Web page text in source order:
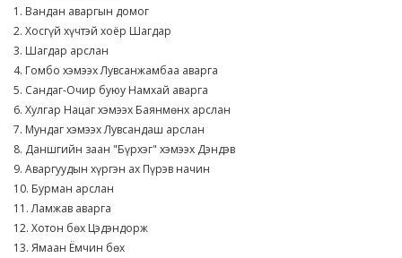
1. Вандан аваргын домог
2. Хосгүй хүчтэй хоёр Шагдар
3. Шагдар арслан
4. Гомбо хэмээх Лувсанжамбаа аварга
5. Сандаг-Очир буюу Намхай аварга
6. Хулгар Нацаг хэмээх Баянмөнх арслан
7. Мундаг хэмээх Лувсандаш арслан
8. Даншгийн заан "Бүрхэг" хэмээх Дэндэв
9. Аваргуудын хүргэн ах Пүрэв начин
10. Бурман арслан
11. Ламжав аварга
12. Хотон бөх Цэдэндорж
13. Ямаан Ёмчин бөх